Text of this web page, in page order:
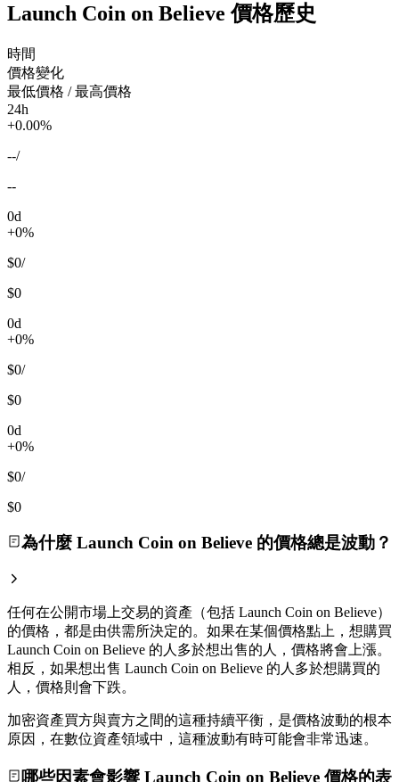
Launch Coin on Believe 價格歷史
時間
價格變化
最低價格 / 最高價格
24h
+0.00%
--/
--
0d
+0%
$0/
$0
0d
+0%
$0/
$0
0d
+0%
$0/
$0
為什麼 Launch Coin on Believe 的價格總是波動？
任何在公開市場上交易的資產（包括 Launch Coin on Believe）
的價格，都是由供需所決定的。如果在某個價格點上，想購買
Launch Coin on Believe 的人多於想出售的人，價格將會上漲。
相反，如果想出售 Launch Coin on Believe 的人多於想購買的
人，價格則會下跌。
加密資產買方與賣方之間的這種持續平衡，是價格波動的根本
原因，在數位資產領域中，這種波動有時可能會非常迅速。
哪些因素會影響 Launch Coin on Believe 價格的表